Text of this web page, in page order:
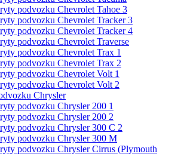
podvozku Chevrolet Tahoe 3
podvozku Chevrolet Tracker 3
podvozku Chevrolet Tracker 4
podvozku Chevrolet Traverse
podvozku Chevrolet Trax 1
podvozku Chevrolet Trax 2
podvozku Chevrolet Volt 1
podvozku Chevrolet Volt 2
Chrysler
podvozku Chrysler 200 1
podvozku Chrysler 200 2
podvozku Chrysler 300 C 2
podvozku Chrysler 300 M
podvozku Chrysler Cirrus (Plymouth